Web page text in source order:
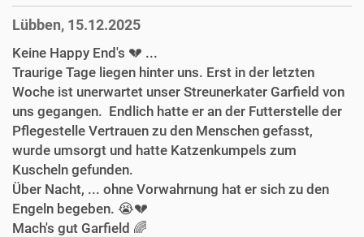
Lübben, 15.12.2025
Keine Happy End's 💔 ...
Traurige Tage liegen hinter uns. Erst in der letzten
Woche ist unerwartet unser Streunerkater Garfield von
uns gegangen. Endlich hatte er an der Futterstelle der
Pflegestelle Vertrauen zu den Menschen gefasst,
wurde umsorgt und hatte Katzenkumpels zum
Kuscheln gefunden.
Über Nacht, ... ohne Vorwahrnung hat er sich zu den
Engeln begeben. 😭💔
Mach's gut Garfield 🌈